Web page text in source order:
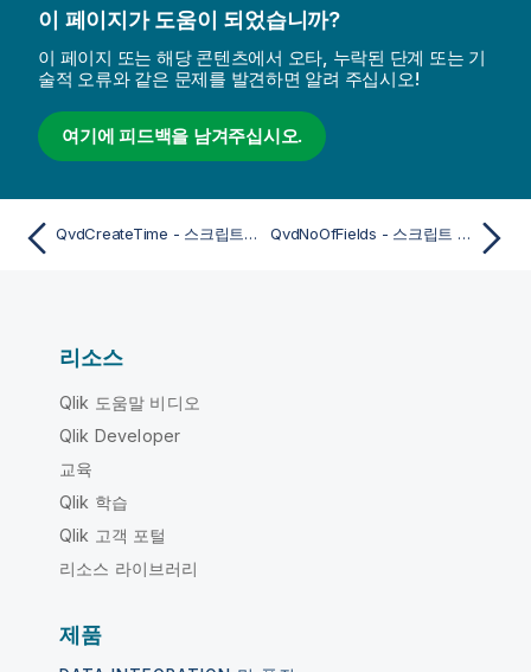
이 페이지가 도움이 되었습니까?
이 페이지 또는 해당 콘텐츠에서 오타, 누락된 단계 또는 기
술적 오류와 같은 문제를 발견하면 알려 주십시오!
여기에 피드백을 남겨주십시오.
QvdCreateTime - 스크립트 함수 QvdNoOfFields - 스크립트 함수
리소스
Qlik 도움말 비디오
Qlik Developer
교육
Qlik 학습
Qlik 고객 포털
리소스 라이브러리
제품